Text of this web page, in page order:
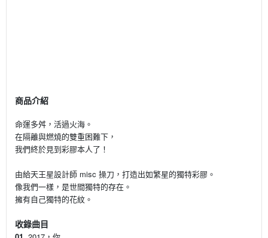
商品介紹
命運多舛，活過火海。
在隔離與燃燒的雙重困難下，
我們終於見到彩膠本人了！
由給天王星設計師 misc 操刀，打造出如繁星的獨特彩膠。
像我們一樣，是世間獨特的存在。
擁有自己獨特的花紋。
收錄曲目